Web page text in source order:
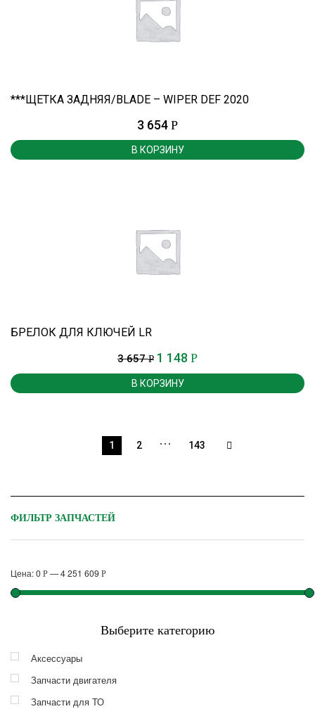
***ЩЕТКА ЗАДНЯЯ/BLADE – WIPER DEF 2020
3 654 Р
В КОРЗИНУ
БРЕЛОК ДЛЯ КЛЮЧЕЙ LR
3 657Р 1 148 Р
В КОРЗИНУ
1 2 … 143
ФИЛЬТР ЗАПЧАСТЕЙ
Цена:0 Р —4 251 609 Р
Выберите категорию
Аксессуары
Запчасти двигателя
Запчасти для ТО